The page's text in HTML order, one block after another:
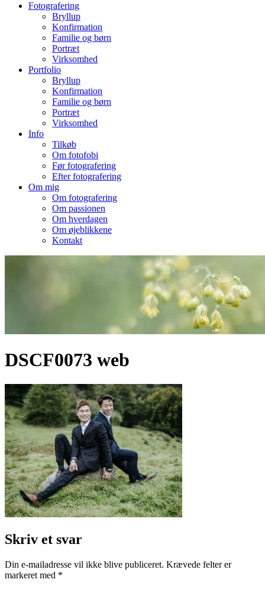
Fotografering
Bryllup
Konfirmation
Familie og børn
Portræt
Virksomhed
Portfolio
Bryllup
Konfirmation
Familie og børn
Portræt
Virksomhed
Info
Tilkøb
Om fotofobi
Før fotografering
Efter fotografering
Om mig
Om fotografering
Om passionen
Om hverdagen
Om øjeblikkene
Kontakt
DSCF0073 web
Skriv et svar
Din e-mailadresse vil ikke blive publiceret. Krævede felter er
markeret med *